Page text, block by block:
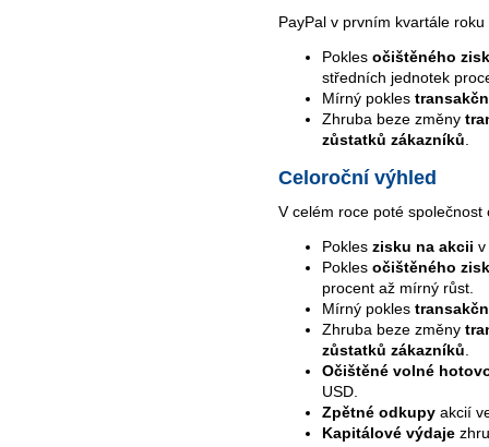
PayPal v prvním kvartále
Pokles očištěného
středních jednotek
Mírný pokles
Zhruba beze změny
zůstatků zákazníků
Celoroční výhled
V celém roce poté společnost
Pokles zisku na akcii v
Pokles očištěného
procent až mírný růst.
Mírný pokles
Zhruba beze změny
zůstatků zákazníků
Očištěné volné
USD.
Zpětné odkupy akcií
Kapitálové výdaje